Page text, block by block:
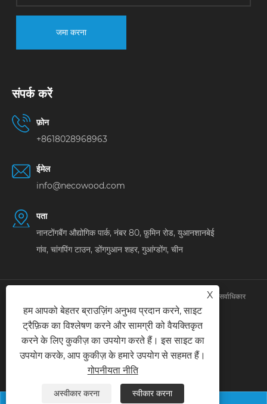
जमा करना
संपर्क करें
फ़ोन
+8618028968963
ईमेल
info@necowood.com
पता
नानटोंगबैंग औद्योगिक पार्क, नंबर 80, फ़ुमिन रोड, युआनशानबेई
गांव, चांगपिंग टाउन, डोंगगुआन शहर, गुआंग्डोंग, चीन
कॉपीराइट © 2025 डोंगगुआन लिनहोंग बिल्डिंग डेकोरेशन मटेरियल कं, लिमिटेड सर्वाधिकार
सुरक्षित।
XML गोपनीयता नीति
X
हम आपको बेहतर ब्राउज़िंग अनुभव प्रदान करने, साइट
ट्रैफ़िक का विश्लेषण करने और सामग्री को वैयक्तिकृत
करने के लिए कुकीज़ का उपयोग करते हैं। इस साइट का
उपयोग करके, आप कुकीज़ के हमारे उपयोग से सहमत हैं।
गोपनीयता नीति
अस्वीकार करना स्वीकार करना